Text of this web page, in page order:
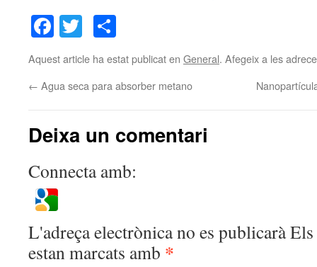
Facebook
Twitter
Aquest article ha estat publicat en General. Afegeix a les
← Agua seca para absorber metano
Deixa un comentari
Connecta amb:
L'adreça electrònica no es publicaràEls
estan marcats amb *